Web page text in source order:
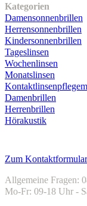
Kategorien
Damensonnenbrillen
Herrensonnenbrillen
Kindersonnenbrillen
Tageslinsen
Wochenlinsen
Monatslinsen
Damenbrillen
Herrenbrillen
Hörakustik
Zum Kontaktformular
Allgemeine Fragen:
Mo-Fr: 09-18 Uhr -